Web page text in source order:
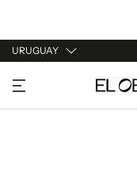
URUGUAY
URUGUAY
ARGENTINA